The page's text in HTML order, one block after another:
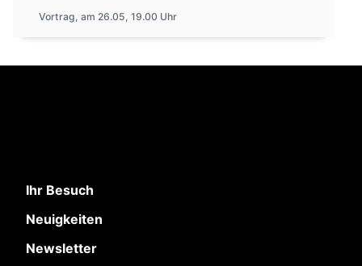
Vortrag, am 26.05, 19.00 Uhr
Ihr Besuch
Neuigkeiten
Newsletter